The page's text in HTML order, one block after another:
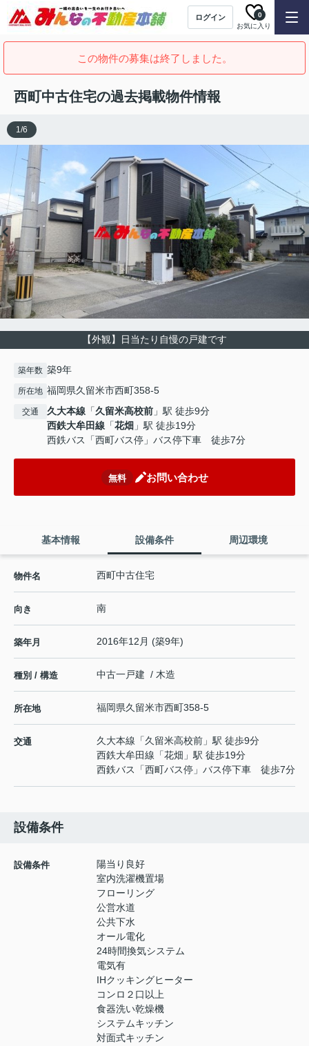
ログイン
お気に入り
0
この物件の募集は終了しました。
西町中古住宅の過去掲載物件情報
【外観】日当たり自慢の戸建です
1/6
築年数 築9年
所在地 福岡県久留米市西町358-5
交通 久大本線 「久留米高校前 」駅 徒歩9分
西鉄大牟田線 「花畑 」駅 徒歩19分
西鉄バス「西町バス停」バス停下車 徒歩7分
無料 お問い合わせ
基本情報 設備条件 周辺環境
物件名 西町中古住宅
向き 南
築年月 2016年12月 (築9年)
種別 / 構造 中古一戸建 / 木造
所在地 福岡県久留米市西町358-5
交通 久大本線 「久留米高校前 」駅 徒歩9分
西鉄大牟田線 「花畑 」駅 徒歩19分
西鉄バス「西町バス停」バス停下車 徒歩7分
設備条件
設備条件
陽当り良好
室内洗濯機置場
フローリング
公営水道
公共下水
オール電化
24時間換気システム
電気有
IHクッキングヒーター
コンロ２口以上
食器洗い乾燥機
システムキッチン
対面式キッチン